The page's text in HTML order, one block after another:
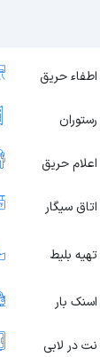
اطفاء حریق
رستوران
اعلام حریق
اتاق سیگار
تهیه بلیط
اسنک بار
نت در لابی